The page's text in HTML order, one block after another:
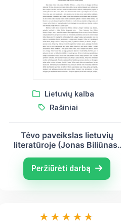
Lietuvių kalba
Rašiniai
Tėvo paveikslas lietuvių
literatūroje (Jonas Biliūnas,
Aputis)
Peržiūrėti darbą